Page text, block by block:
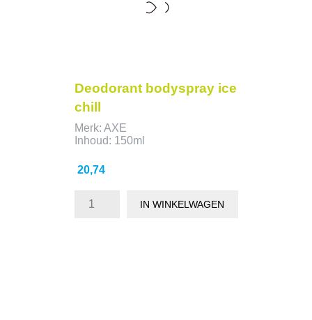
Deodorant bodyspray ice
chill
Merk: AXE
Inhoud: 150ml
Prijs
20,74
IN WINKELWAGEN